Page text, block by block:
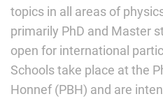
topics in all areas of
primarily PhD and Master
open for international
Schools take place at the
Honnef (PBH) and are